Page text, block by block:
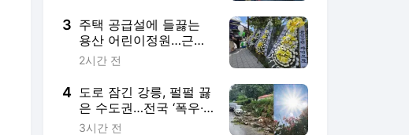
3 주택 공급설에 들끓는
용산 어린이정원…근조
화환까지 등장
2시간 전
4 도로 잠긴 강릉, 펄펄 끓
은 수도권…전국 ‘폭우·
폭염’ 극과 극
3시간 전